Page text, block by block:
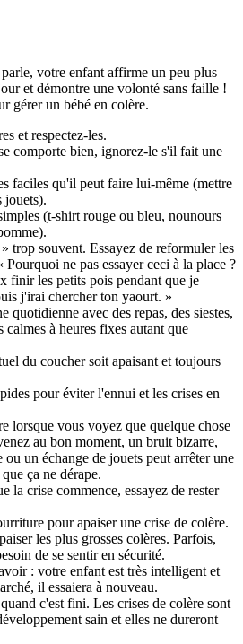
votre enfant affirme un peu plus
et démontre une volonté sans faille !
gérer un bébé en colère.
et respectez-les.
comporte bien, ignorez-le s'il fait une
faciles qu'il peut faire lui-même (mettre
jouets).
(t-shirt rouge ou bleu, nounours
trop souvent. Essayez de reformuler les
Pourquoi ne pas essayer ceci à la place ?
finir les petits pois pendant que je
j'irai chercher ton yaourt. »
quotidienne avec des repas, des siestes,
calmes à heures fixes autant que
du coucher soit apaisant et toujours
pour éviter l'ennui et les crises en
lorsque vous voyez que quelque chose
au bon moment, un bruit bizarre,
un échange de jouets peut arrêter une
ça ne dérape.
la crise commence, essayez de rester
pour apaiser une crise de colère.
les plus grosses colères. Parfois,
de se sentir en sécurité.
: votre enfant est très intelligent et
il essaiera à nouveau.
c'est fini. Les crises de colère sont
sain et elles ne dureront